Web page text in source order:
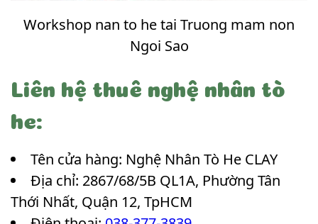
Workshop nan to he tai Truong mam non
Ngoi Sao
Liên hệ thuê nghệ nhân tò
he:
Tên cửa hàng: Nghệ Nhân Tò He CLAY
Địa chỉ: 2867/68/5B QL1A, Phường Tân
Thới Nhất, Quận 12, TpHCM